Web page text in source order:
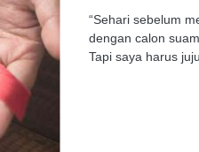
“Sehari sebelum
dengan calon
Tapi saya harus